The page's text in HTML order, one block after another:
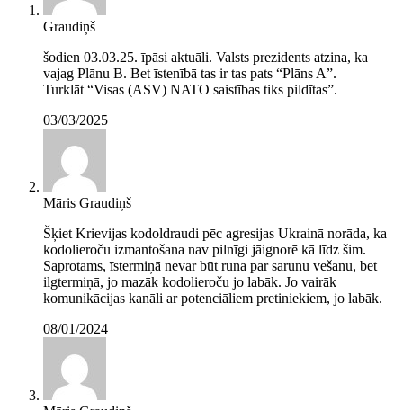
Graudiņš
šodien 03.03.25. īpāsi aktuāli. Valsts prezidents atzina, ka
vajag Plānu B. Bet īstenībā tas ir tas pats “Plāns A”.
Turklāt “Visas (ASV) NATO saistības tiks pildītas”.
03/03/2025
Māris Graudiņš
Šķiet Krievijas kodoldraudi pēc agresijas Ukrainā norāda, ka
kodolieroču izmantošana nav pilnīgi jāignorē kā līdz šim.
Saprotams, īstermiņā nevar būt runa par sarunu vešanu, bet
ilgtermiņā, jo mazāk kodolieroču jo labāk. Jo vairāk
komunikācijas kanāli ar potenciāliem pretiniekiem, jo labāk.
08/01/2024